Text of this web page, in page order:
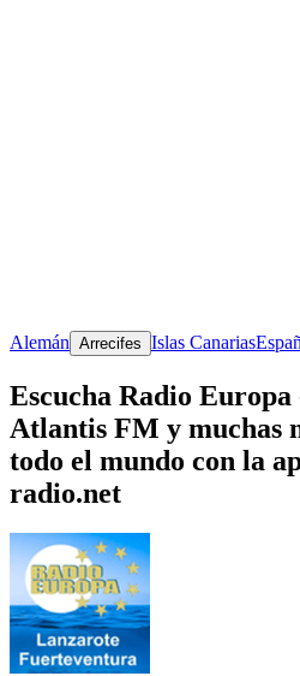
Alemán Arrecifes Islas Canarias
Escucha Radio
Atlantis FM y muchas
todo el mundo con la
radio.net